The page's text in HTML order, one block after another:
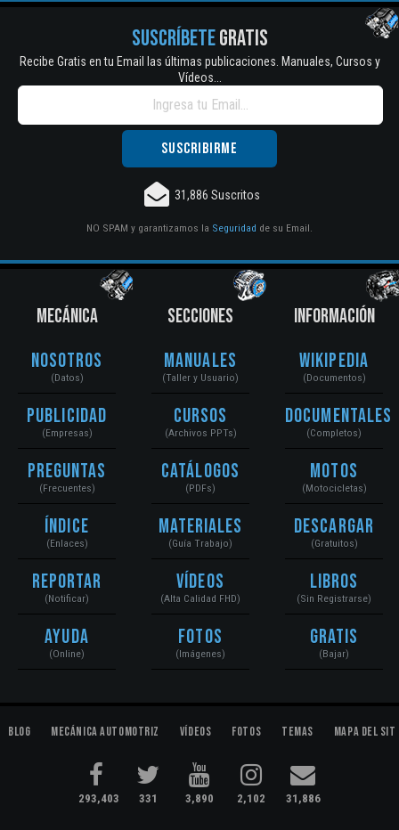
SUSCRÍBETEGRATIS
Recibe Gratis en tu Email las últimas publicaciones. Manuales, Cursos y
Vídeos...
31,886 Suscritos
NO SPAM y garantizamos la Seguridad de su Email.
MECÁNICA
Nosotros
(Datos)
Publicidad
(Empresas)
Preguntas
(Frecuentes)
Índice
(Enlaces)
Reportar
(Notificar)
Ayuda
(Online)
SECCIONES
Manuales
(Taller y Usuario)
Cursos
(Archivos PPTs)
Catálogos
(PDFs)
Materiales
(Guía Trabajo)
Vídeos
(Alta Calidad FHD)
Fotos
(Imágenes)
INFORMACIÓN
Wikipedia
(Documentos)
Documentales
(Completos)
Motos
(Motocicletas)
Descargar
(Gratuitos)
Libros
(Sin Registrarse)
Gratis
(Bajar)
Blog Mecánica Automotriz Vídeos Fotos Temas Mapa del
293,403 331 3,890 2,102 31,886